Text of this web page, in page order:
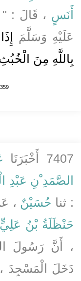
أَنَسٍ ، قَالَ :
عَلَيْهِ وَسَلَّمَ
بِاللَّهِ مِنَ
7407 أَخْبَرَنَا
الصَّمَدِ ْنِ عَبْدِ
: ثنا حُسَيْنٌ ،
حَنْظَلَةُ بْنُ عَلِيٍّ
، أَنَّ رَسُولَ
دَخَلَ الْمَسْجِدَ